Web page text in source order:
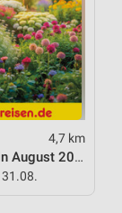
4,7 km
Reisemagazin August 2026